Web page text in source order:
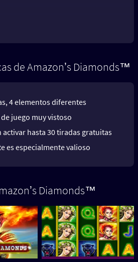
de Amazonʼs Diamonds™
4 elementos diferentes
juego muy vistoso
activar hasta 30 tiradas gratuitas
es especialmente valioso
Diamonds™